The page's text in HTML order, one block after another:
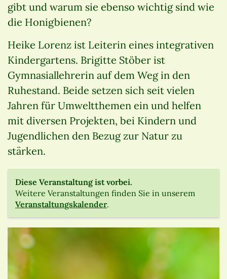
gibt und warum sie ebenso wichtig sind wie
die Honigbienen?
Heike Lorenz ist Leiterin eines integrativen
Kindergartens. Brigitte Stöber ist
Gymnasiallehrerin auf dem Weg in den
Ruhestand. Beide setzen sich seit vielen
Jahren für Umweltthemen ein und helfen
mit diversen Projekten, bei Kindern und
Jugendlichen den Bezug zur Natur zu
stärken.
Diese Veranstaltung ist vorbei.
Weitere Veranstaltungen finden Sie in unserem
Veranstaltungskalender.